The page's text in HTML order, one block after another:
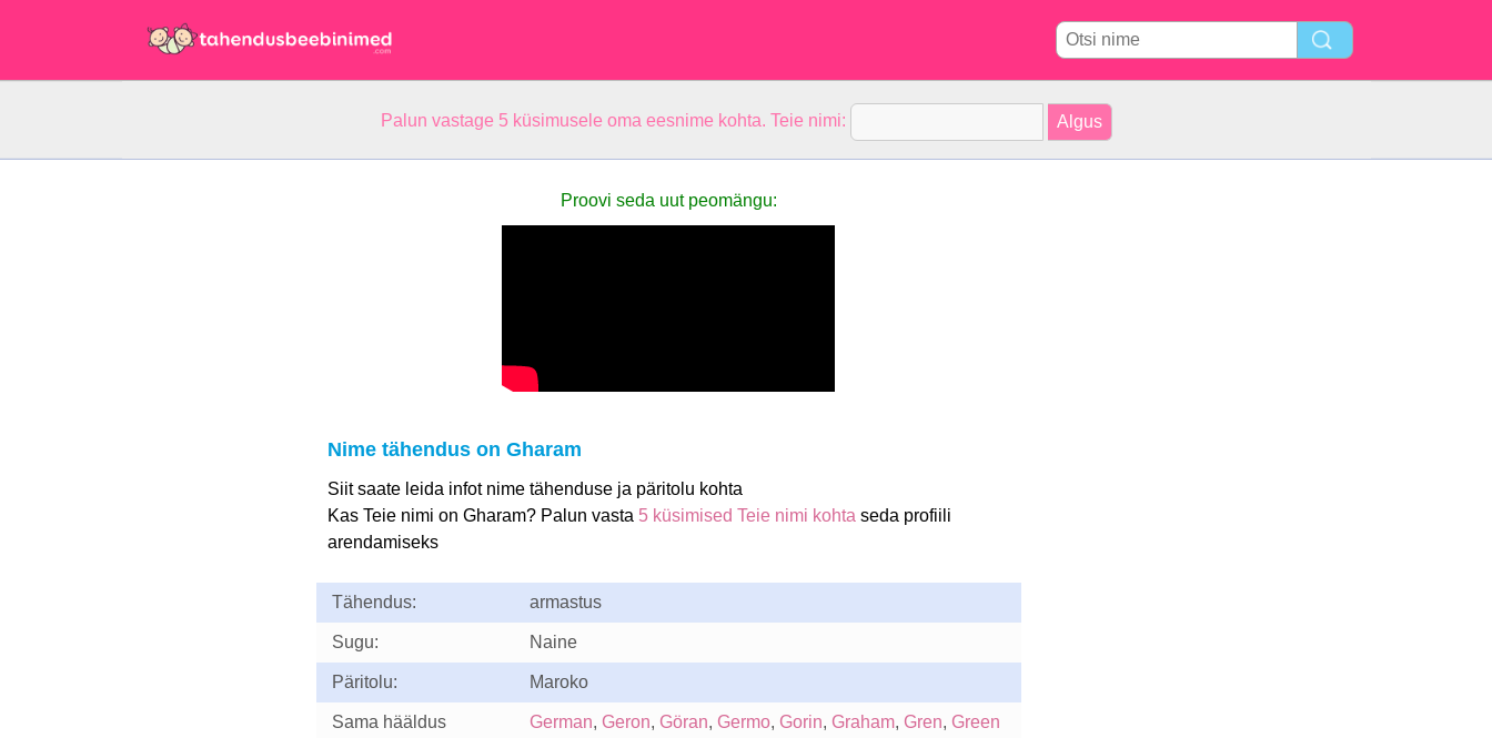
Palun vastage 5 küsimusele oma eesnime kohta. Teie nimi:
Proovi seda uut peomängu:
Nime tähendus on Gharam
Siit saate leida infot nime tähenduse ja päritolu kohta
Kas Teie nimi on Gharam? Palun vasta 5 küsimised Teie nimi kohta seda profiili
arendamiseks
Tähendus: armastus
Sugu: Naine
Päritolu: Maroko
Sama hääldus
German, Geron, Göran, Germo, Gorin, Graham, Gren, Green